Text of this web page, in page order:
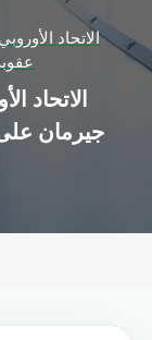
الاتحاد
الاتحاد
جيرمان